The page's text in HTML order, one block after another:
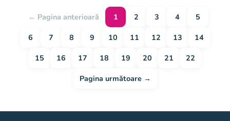
← Pagina anterioară 1 2 3 4
5
6
7 8 9 10 11 12 13
14
15
16 17 18 19 20 21
22
Pagina următoare →